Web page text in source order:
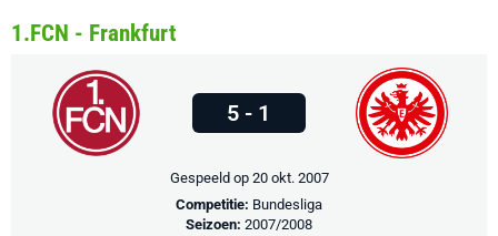
1.FCN - Frankfurt
5 - 1
Gespeeld op 20 okt. 2007
Competitie: Bundesliga
Seizoen: 2007/2008